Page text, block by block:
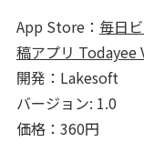
App Store： 毎日
稿アプリ Todayee
開発：Lakesoft
バージョン: 1.0
価格：360円